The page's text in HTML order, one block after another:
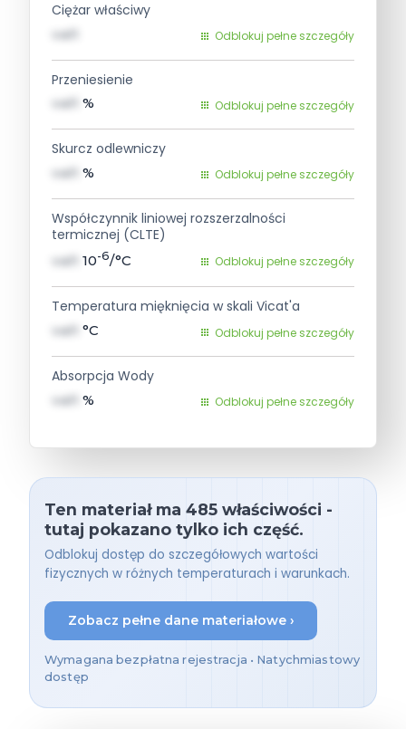
Ciężar właściwy
val1 Odblokuj pełne szczegóły
Przeniesienie
val1 % Odblokuj pełne szczegóły
Skurcz odlewniczy
val1 % Odblokuj pełne szczegóły
Współczynnik liniowej rozszerzalności
termicznej (CLTE)
val1 10-6/°C Odblokuj pełne szczegóły
Temperatura mięknięcia w skali Vicat'a
val1 °C Odblokuj pełne szczegóły
Absorpcja Wody
val1 % Odblokuj pełne szczegóły
Ten materiał ma 485 właściwości -
tutaj pokazano tylko ich część.
Odblokuj dostęp do szczegółowych wartości
fizycznych w różnych temperaturach i warunkach.
Zobacz pełne dane materiałowe ›
Wymagana bezpłatna rejestracja • Natychmiastowy
dostęp